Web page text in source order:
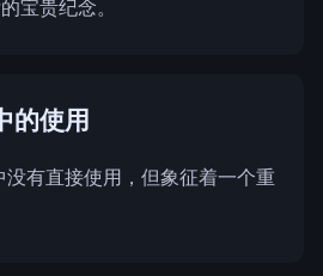
宝贵纪念。
的使用
有直接使用，但象征着一个重